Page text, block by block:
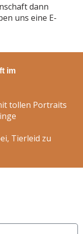
dann
uns eine E-
im
tollen Portraits
Tierleid zu